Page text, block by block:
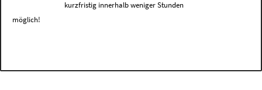
kurzfristig innerhalb weniger Stunden
möglich!